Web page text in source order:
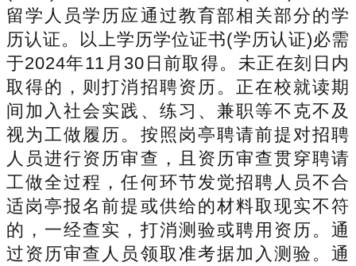
留学人员学历应通过教育部相关部分的学
历认证。以上学历学位证书(学历认证)必需
于2024年11月30日前取得。未正在刻日内
取得的，则打消招聘资历。正在校就读期
间加入社会实践、练习、兼职等不克不及
视为工做履历。按照岗亭聘请前提对招聘
人员进行资历审查，且资历审查贯穿聘请
工做全过程，任何环节发觉招聘人员不合
适岗亭报名前提或供给的材料取现实不符
的，一经查实，打消测验或聘用资历。通
过资历审查人员领取准考据加入测验。通